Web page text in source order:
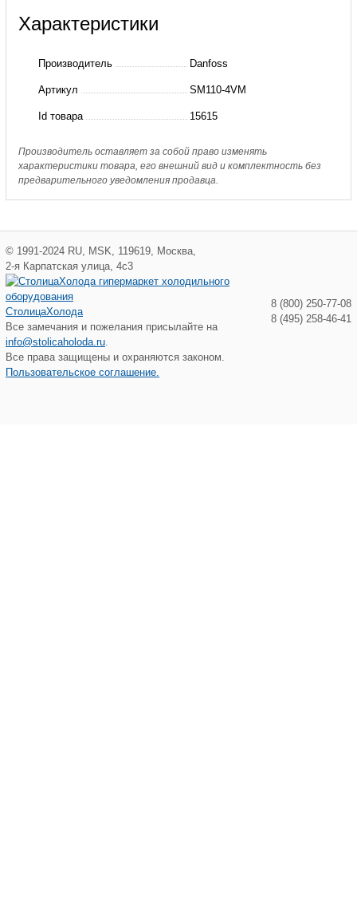
SM110-
спиральный
SM110S4VC
Характеристики
Производитель Danfoss
Артикул SM110-4VM
Id товара 15615
Производитель оставляет за собой право изменять
характеристики товара, его внешний вид и комплектность без
предварительного уведомления продавца.
© 1991-2024 RU MSK 119619 Москва
2-я Карпатская улица, 4с3
СтолицаХолода
Все замечания и пожелания присылайте на
info@stolicaholoda.ru
Все права защищены и охраняются законом.
Пользовательское соглашение.
8 (800) 250-77-08
8 (495) 258-46-41